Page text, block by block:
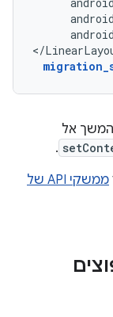
</
אל
.
ממשקי API של